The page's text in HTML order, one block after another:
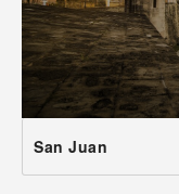
San Juan